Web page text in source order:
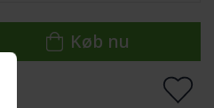
Køb nu